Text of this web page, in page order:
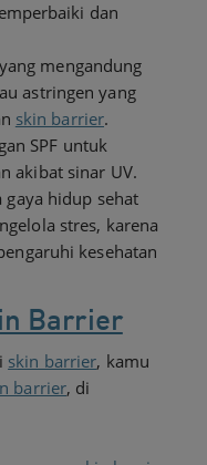
dan
mengandung
astringen yang
skin barrier.
SPF untuk
akibat sinar UV.
hidup sehat
stres, karena
kesehatan
Barrier
skin barrier, kamu
barrier, di